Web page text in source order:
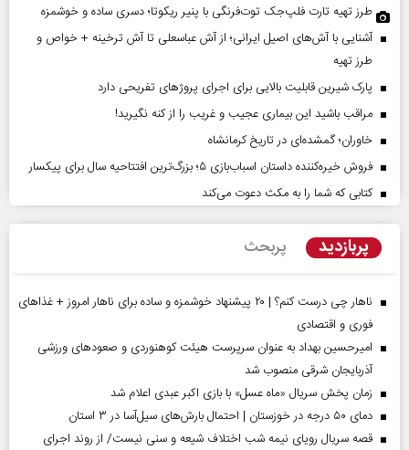
طرز تهیه تارت فلپ‌جک توت‌فرنگی با پنیر ریکوتا؛ دسری ساده و خوشمزه
آشنایی با آش‌های اصیل ایرانی؛ از آش عباسعلی تا آش ترخینه + خواص و
طرز تهیه
پارک شیرین قابلیت‌ بالایی برای اجرای پروژهای تفریحی دارد
مراقب باشید این بیماری عجیب و غریب را از کنه نگیرید!
خاوران؛ گمشده‌ای در تاریخ کرمانشاه
فروش خیره‌کننده داستان اسباب‌بازی ۵؛ بزرگ‌ترین افتتاحیه سال برای پیکسار
کتابی که شما را به مکث دعوت می‌کند
پربازدید پربحث
ناهار چی درست کنم؟ | ۲۰ پیشنهاد خوشمزه و ساده برای ناهار امروز + غذاهای
فوری و اقتصادی
امیرحسین بهداد به عنوان سرپرست هیئت کوهنوردی و صعودهای ورزشی
آذربایجان شرقی منصوب شد
زمان پخش سریال «ماه عسل» با بازی اکبر عبدی اعلام شد
دمای ۵۰ درجه در خوزستان | احتمال بارش‌های سیل‌آسا در ۳ استان
قصه سریال رویای نیمه شب اختلاف شیعه و سنی نیست/ از روند اجرای